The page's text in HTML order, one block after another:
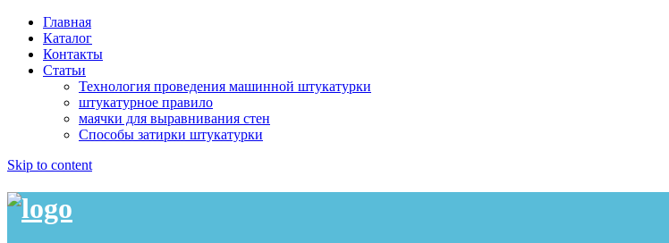
Главная
Каталог
Контакты
Статьи
Технология проведения машинной штукатурки
штукатурное правило
маячки для выравнивания стен
Способы затирки штукатурки
Skip to content